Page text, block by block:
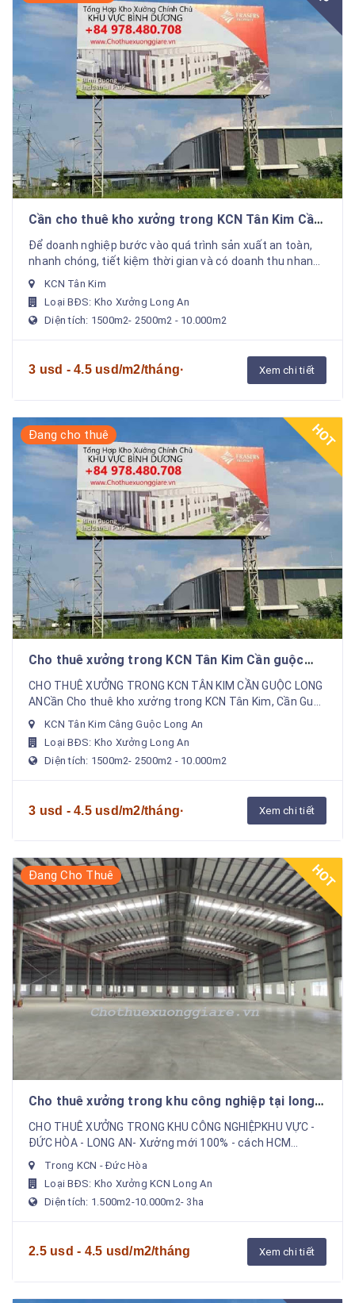
Cần cho thuê kho xưởng trong KCN Tân Kim Cần
Guộc Long An
Để doanh nghiệp bước vào quá trình sản xuất an toàn,
nhanh chóng, tiết kiệm thời gian và có doanh thu nhanh
nhất. Chúng tôi hỗ trợ cho thuê xưởng sản ...
KCN Tân Kim
Loại BĐS: Kho Xưởng Long An
Diện tích: 1500m2- 2500m2 - 10.000m2
3 usd - 4.5 usd/m2/tháng· Xem chi tiết
Đang cho thuê HOT
Cho thuê xưởng trong KCN Tân Kim Cần guộc
long an
CHO THUÊ XƯỞNG TRONG KCN TÂN KIM CẦN GUỘC LONG
ANCần Cho thuê kho xưởng trong KCN Tân Kim, Cần Guộc
, Long An.D.TÍCH : xưởng: 1000m2, 2000m2, 3000m2 -...
KCN Tân Kim Câng Guộc Long An
Loại BĐS: Kho Xưởng Long An
Diện tích: 1500m2- 2500m2 - 10.000m2
3 usd - 4.5 usd/m2/tháng· Xem chi tiết
Đang Cho Thuê HOT
Cho thuê xưởng trong khu công nghiệp tại long
an
CHO THUÊ XƯỞNG TRONG KHU CÔNG NGHIỆPKHU VỰC -
ĐỨC HÒA - LONG AN- Xưởng mới 100% - cách HCM
25km- Tổng diện tích khuôn viên đất 4500m2- Diện tích
xưởng...
Trong KCN - Đức Hòa
Loại BĐS: Kho Xưởng KCN Long An
Diện tích: 1.500m2-10.000m2- 3ha
2.5 usd - 4.5 usd/m2/tháng Xem chi tiết